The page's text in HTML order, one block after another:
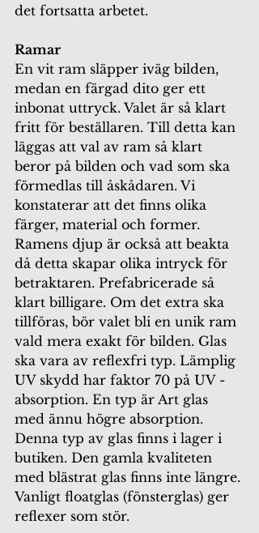
det fortsatta arbetet.
Ramar
En vit ram släpper iväg bilden,
medan en färgad dito ger ett
inbonat uttryck. Valet är så klart
fritt för beställaren. Till detta kan
läggas att val av ram så klart
beror på bilden och vad som ska
förmedlas till åskådaren. Vi
konstaterar att det finns olika
färger, material och former.
Ramens djup är också att beakta
då detta skapar olika intryck för
betraktaren. Prefabricerade så
klart billigare. Om det extra ska
tillföras, bör valet bli en unik ram
vald mera exakt för bilden. Glas
ska vara av reflexfri typ. Lämplig
UV skydd har faktor 70 på UV -
absorption. En typ är Art glas
med ännu högre absorption.
Denna typ av glas finns i lager i
butiken. Den gamla kvaliteten
med blästrat glas finns inte längre.
Vanligt floatglas (fönsterglas) ger
reflexer som stör.